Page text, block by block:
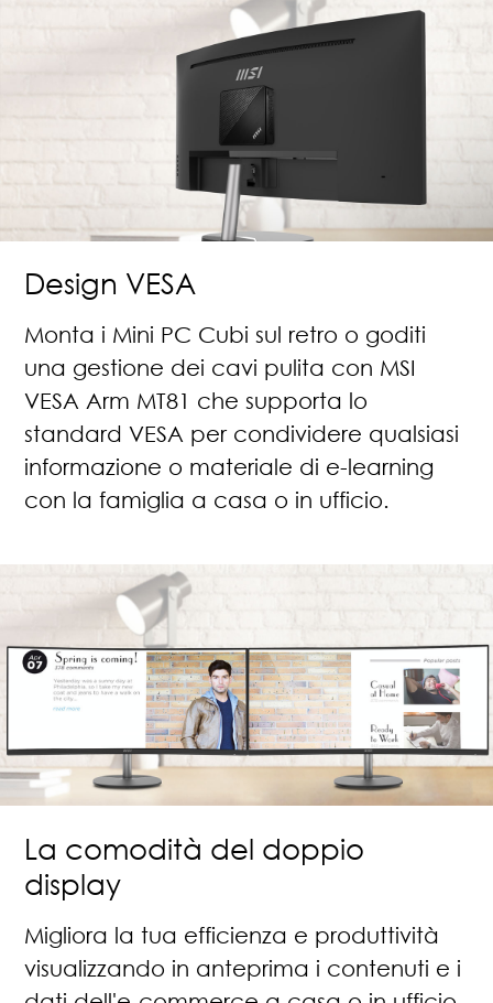
Design VESA
Monta i Mini PC Cubi sul retro o goditi
una gestione dei cavi pulita con MSI
VESA Arm MT81 che supporta lo
standard VESA per condividere qualsiasi
informazione o materiale di e-learning
con la famiglia a casa o in ufficio.
La comodità del doppio
display
Migliora la tua efficienza e produttività
visualizzando in anteprima i contenuti e i